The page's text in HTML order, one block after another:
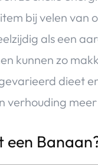
bij velen van
als een
kunnen zo
dieet
verhouding
een